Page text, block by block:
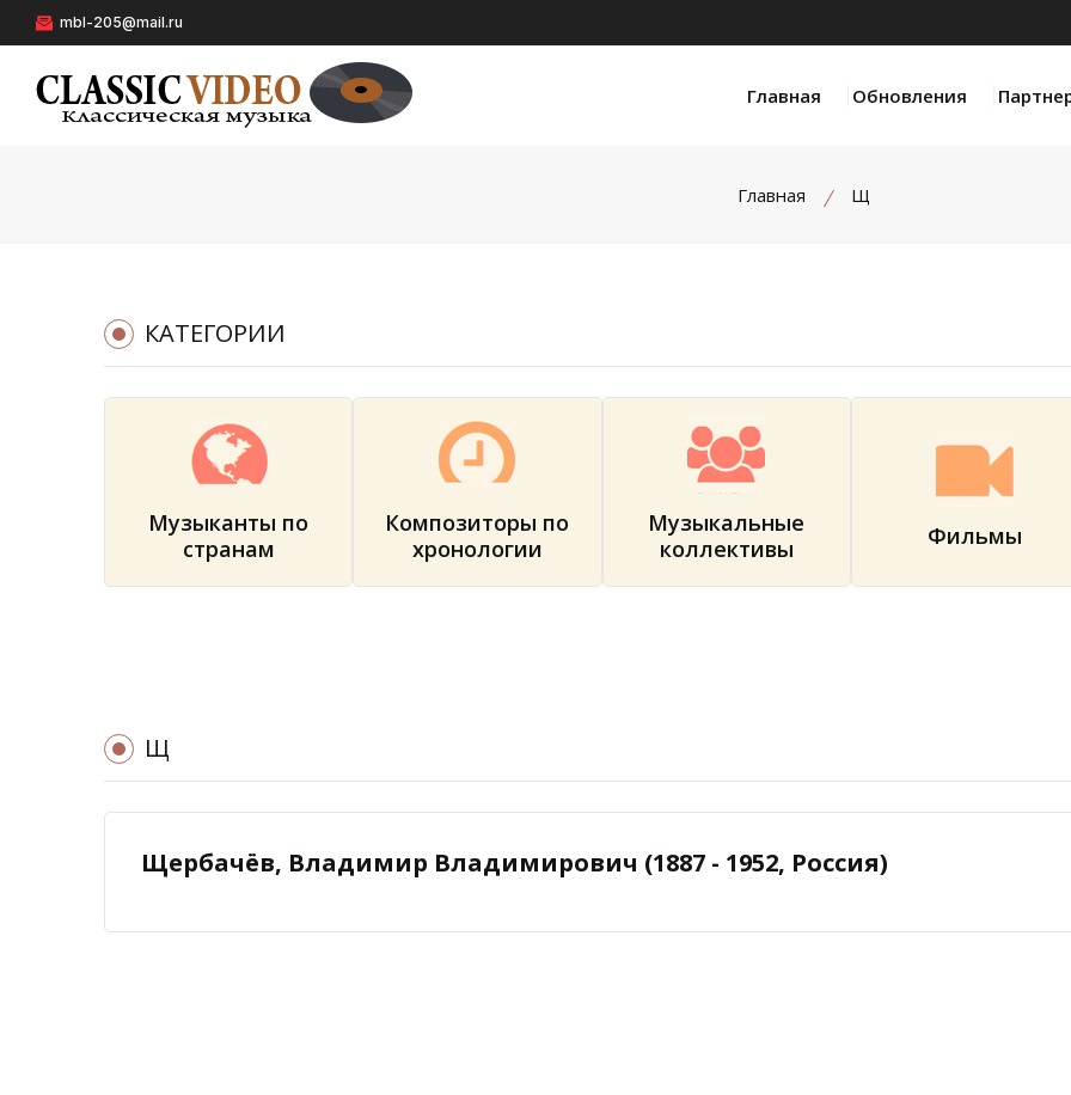
mbl-205@mail.ru
Главная Обновления
Главная Щ
КАТЕГОРИИ
Музыканты по
странам
Композиторы по
хронологии
Музыкальные
коллективы
Фильмы
Щ
Щербачёв, Владимир Владимирович (1887 - 1952, Россия)